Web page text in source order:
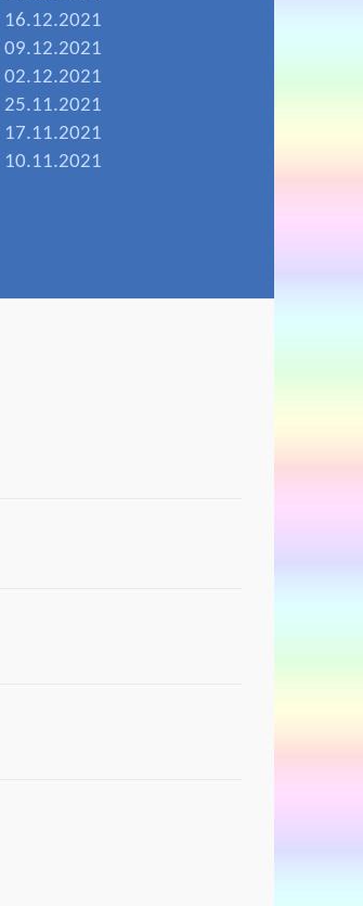
16.12.2021
09.12.2021
02.12.2021
25.11.2021
17.11.2021
10.11.2021